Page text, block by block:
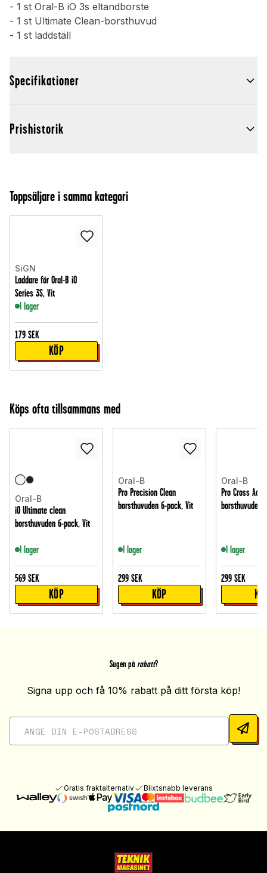
- 1 st Oral-B iO 3s eltandborste
- 1 st Ultimate Clean-borsthuvud
- 1 st laddställ
Specifikationer
Prishistorik
Toppsäljare i samma kategori
SiGN
Laddare för Oral-B iO
Series 3S, Vit
I lager
179 SEK
KÖP
Köps ofta tillsammans med
Oral-B
iO Ultimate clean
borsthuvuden 6-pack, Vit
I lager
569 SEK
KÖP
Oral-B
Pro Precision Clean
borsthuvuden 6-pack, Vit
I lager
299 SEK
KÖP
Oral-B
Pro Cross
borsthuvuden
I lager
299 SEK
Sugen på rabatt?
Signa upp och få 10% rabatt på ditt första köp!
Gratis fraktalternativ Blixtsnabb leverans